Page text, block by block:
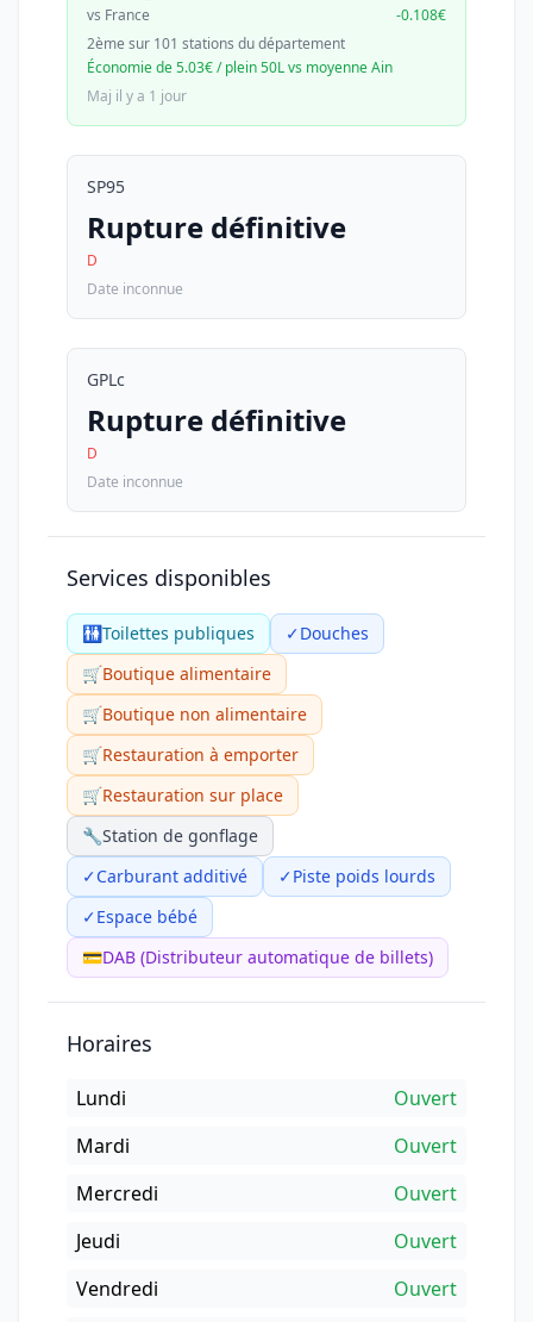
vs France
-0.108€
2ème sur 101 stations du département
Économie de 5.03€ / plein 50L vs moyenne Ain
Maj il y a 1 jour
SP95
Rupture définitive
D
Date inconnue
GPLc
Rupture définitive
D
Date inconnue
Services disponibles
🚻Toilettes publiques ✓Douches
🛒Boutique alimentaire
🛒Boutique non alimentaire
🛒Restauration à emporter
🛒Restauration sur place
🔧Station de gonflage
✓Carburant additivé ✓Piste poids lourds
✓Espace bébé
💳DAB (Distributeur automatique de billets)
Horaires
Lundi
Ouvert
Mardi
Ouvert
Mercredi
Ouvert
Jeudi
Ouvert
Vendredi
Ouvert